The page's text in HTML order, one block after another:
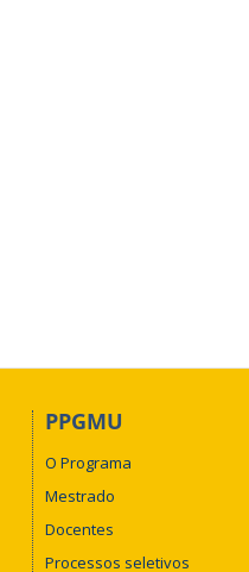
PPGMU
O Programa
Mestrado
Docentes
Processos seletivos